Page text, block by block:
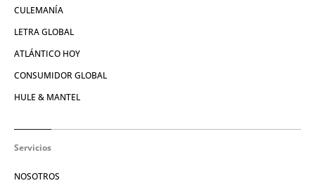
CULEMANÍA
LETRA GLOBAL
ATLÁNTICO HOY
CONSUMIDOR GLOBAL
HULE & MANTEL
Servicios
NOSOTROS